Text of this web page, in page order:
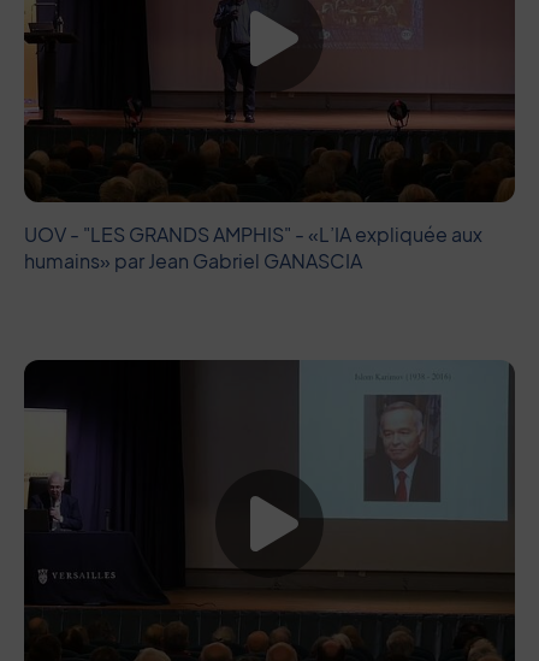
UOV - "LES GRANDS AMPHIS" - «L’IA expliquée aux
humains» par Jean Gabriel GANASCIA
Lancer la